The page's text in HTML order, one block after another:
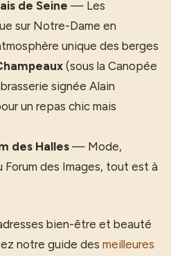
de Seine — Les
sur Notre-Dame en
unique des berges
(sous la Canopée
signée Alain
un repas chic mais
des Halles — Mode,
Forum des Images, tout est à
bien-être et beauté
notre guide des meilleures